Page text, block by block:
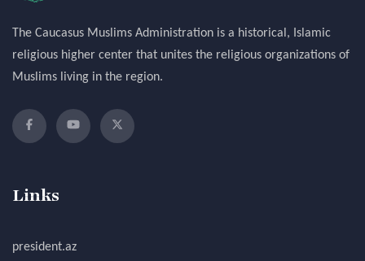
The Caucasus Muslims Administration is a historical, Islamic
religious higher center that unites the religious organizations of
Muslims living in the region.
Links
president.az